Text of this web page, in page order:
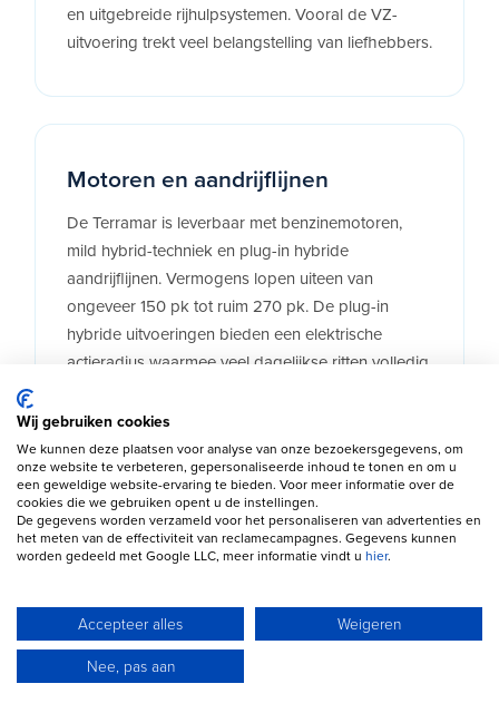
en uitgebreide rijhulpsystemen. Vooral de VZ-
uitvoering trekt veel belangstelling van liefhebbers.
Motoren en aandrijflijnen
De Terramar is leverbaar met benzinemotoren,
mild hybrid-techniek en plug-in hybride
aandrijflijnen. Vermogens lopen uiteen van
ongeveer 150 pk tot ruim 270 pk. De plug-in
hybride uitvoeringen bieden een elektrische
actieradius waarmee veel dagelijkse ritten volledig
Welke CUPRA Terramar past
bij jou?
Beste prijs-kwaliteitverhouding:
biedt een aantrekkelijke combinatie van
Wij gebruiken cookies
We kunnen deze plaatsen voor analyse van onze bezoekersgegevens, om
onze website te verbeteren, gepersonaliseerde inhoud te tonen en om u
een geweldige website-ervaring te bieden. Voor meer informatie over de
cookies die we gebruiken opent u de instellingen.
De gegevens worden verzameld voor het personaliseren van advertenties en
het meten van de effectiviteit van reclamecampagnes. Gegevens kunnen
worden gedeeld met Google LLC, meer informatie vindt u hier.
Accepteer alles
Weigeren
Nee, pas aan